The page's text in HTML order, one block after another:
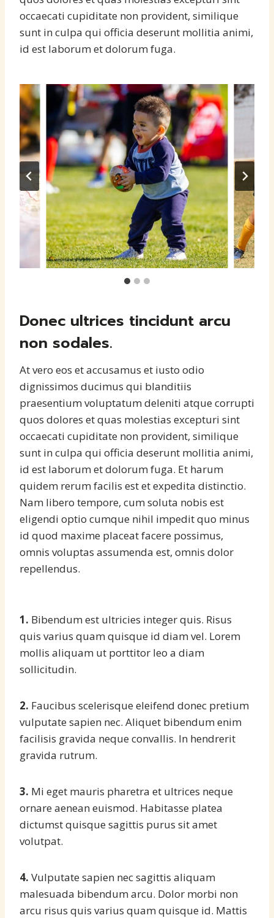
occaecati cupiditate non provident, similique
sunt in culpa qui officia deserunt mollitia animi,
id est laborum et dolorum fuga.
Donec ultrices tincidunt arcu
non sodales.
At vero eos et accusamus et iusto odio
dignissimos ducimus qui blanditiis
praesentium voluptatum deleniti atque corrupti
quos dolores et quas molestias excepturi sint
occaecati cupiditate non provident, similique
sunt in culpa qui officia deserunt mollitia animi,
id est laborum et dolorum fuga. Et harum
quidem rerum facilis est et expedita distinctio.
Nam libero tempore, cum soluta nobis est
eligendi optio cumque nihil impedit quo minus
id quod maxime placeat facere possimus,
omnis voluptas assumenda est, omnis dolor
repellendus.
1. Bibendum est ultricies integer quis. Risus
quis varius quam quisque id diam vel. Lorem
mollis aliquam ut porttitor leo a diam
sollicitudin.
2. Faucibus scelerisque eleifend donec pretium
vulputate sapien nec. Aliquet bibendum enim
facilisis gravida neque convallis. In hendrerit
gravida rutrum.
3. Mi eget mauris pharetra et ultrices neque
ornare aenean euismod. Habitasse platea
dictumst quisque sagittis purus sit amet
volutpat.
4. Vulputate sapien nec sagittis aliquam
malesuada bibendum arcu. Dolor morbi non
arcu risus quis varius quam quisque id. Mattis